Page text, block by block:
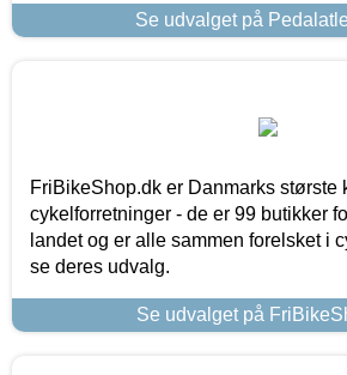
Se udvalget på
FriBikeShop.dk er Danmarks største
cykelforretninger - de er 99 butikker
landet og er alle sammen forelsket i
se deres udvalg.
Se udvalget på